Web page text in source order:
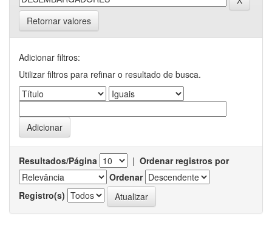
Retornar valores
Adicionar filtros:
Utilizar filtros para refinar o resultado de busca.
Resultados/Página | Ordenar registros por
Ordenar
Registro(s)